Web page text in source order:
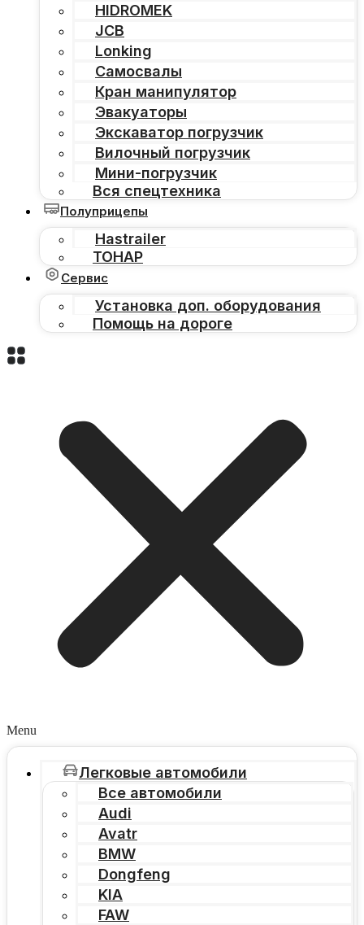
HIDROMEK
JCB
Lonking
Самосвалы
Кран манипулятор
Эвакуаторы
Экскаватор погрузчик
Вилочный погрузчик
Мини-погрузчик
Вся спецтехника
Полуприцепы
Hastrailer
ТОНАР
Сервис
Установка доп. оборудования
Помощь на дороге
Menu
Легковые автомобили
Все автомобили
Audi
Avatr
BMW
Dongfeng
KIA
FAW